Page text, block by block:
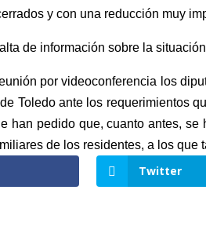
y con una reducción muy
de información sobre la situación
por videoconferencia los
Toledo ante los requerimientos
han pedido que, cuanto antes,
de los residentes, a los que
Twitter